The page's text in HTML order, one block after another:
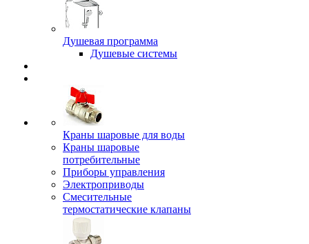
Душевая программа
Душевые системы
Краны шаровые для воды
Краны шаровые
потребительные
Приборы управления
Электроприводы
Смесительные
термостатические клапаны